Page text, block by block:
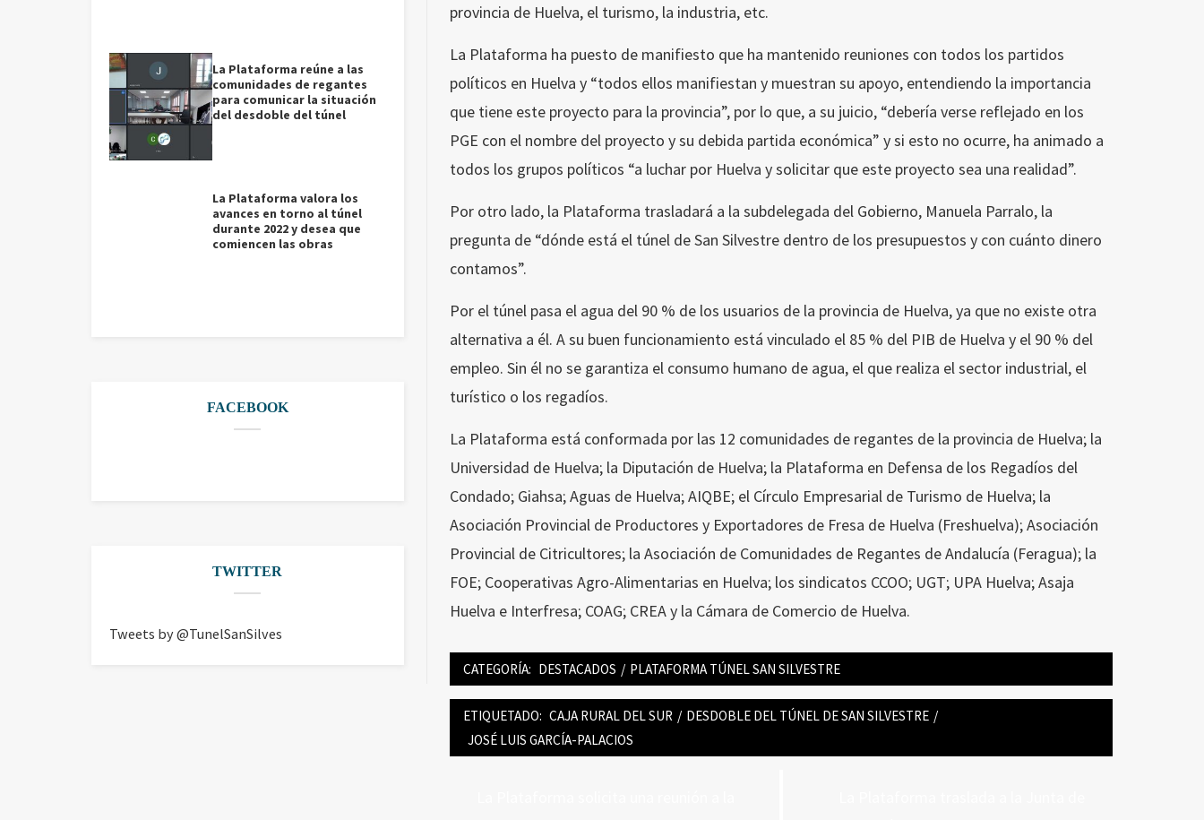
provincia de Huelva, el turismo, la industria, etc.
La Plataforma ha puesto de manifiesto que ha mantenido reuniones con todos los partidos
políticos en Huelva y “todos ellos manifiestan y muestran su apoyo, entendiendo la importancia
que tiene este proyecto para la provincia”, por lo que, a su juicio, “debería verse reflejado en los
PGE con el nombre del proyecto y su debida partida económica” y si esto no ocurre, ha animado a
todos los grupos políticos “a luchar por Huelva y solicitar que este proyecto sea una realidad”.
Por otro lado, la Plataforma trasladará a la subdelegada del Gobierno, Manuela Parralo, la
pregunta de “dónde está el túnel de San Silvestre dentro de los presupuestos y con cuánto dinero
contamos”.
Por el túnel pasa el agua del 90 % de los usuarios de la provincia de Huelva, ya que no existe otra
alternativa a él. A su buen funcionamiento está vinculado el 85 % del PIB de Huelva y el 90 % del
empleo. Sin él no se garantiza el consumo humano de agua, el que realiza el sector industrial, el
turístico o los regadíos.
La Plataforma está conformada por las 12 comunidades de regantes de la provincia de Huelva; la
Universidad de Huelva; la Diputación de Huelva; la Plataforma en Defensa de los Regadíos del
Condado; Giahsa; Aguas de Huelva; AIQBE; el Círculo Empresarial de Turismo de Huelva; la
Asociación Provincial de Productores y Exportadores de Fresa de Huelva (Freshuelva); Asociación
Provincial de Citricultores; la Asociación de Comunidades de Regantes de Andalucía (Feragua); la
FOE; Cooperativas Agro-Alimentarias en Huelva; los sindicatos CCOO; UGT; UPA Huelva; Asaja
Huelva e Interfresa; COAG; CREA y la Cámara de Comercio de Huelva.
CATEGORÍA: DESTACADOS / PLATAFORMA TÚNEL SAN SILVESTRE
ETIQUETADO: CAJA RURAL DEL SUR / DESDOBLE DEL TÚNEL DE SAN SILVESTRE /
JOSÉ LUIS GARCÍA-PALACIOS
La Plataforma reúne a las
comunidades de regantes
para comunicar la situación
del desdoble del túnel
La Plataforma valora los
avances en torno al túnel
durante 2022 y desea que
comiencen las obras
FACEBOOK
TWITTER
Tweets by @TunelSanSilves